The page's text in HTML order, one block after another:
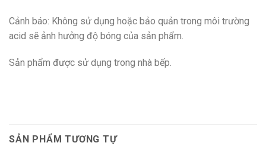
Cảnh báo: Không sử dụng hoặc bảo quản trong môi trường
acid sẽ ảnh hưởng độ bóng của sản phẩm.
Sản phẩm được sử dụng trong nhà bếp.
SẢN PHẨM TƯƠNG TỰ